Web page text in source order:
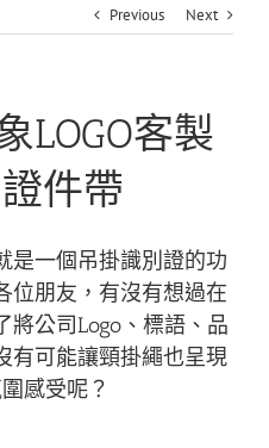
Previous Next
LOGO客製
件帶
是一個吊掛識別證的功
位朋友，有沒有想過在
將公司Logo、標語、品
有可能讓頸掛繩也呈現
感受呢？